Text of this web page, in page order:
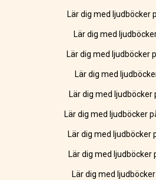
Lär dig med ljudböcker
Lär dig med
Lär dig med ljudböcker
Lär dig med
Lär dig med ljudböcker
Lär dig med ljudböcker
Lär dig med ljudböcker
Lär dig med ljudböcker
Lär dig med